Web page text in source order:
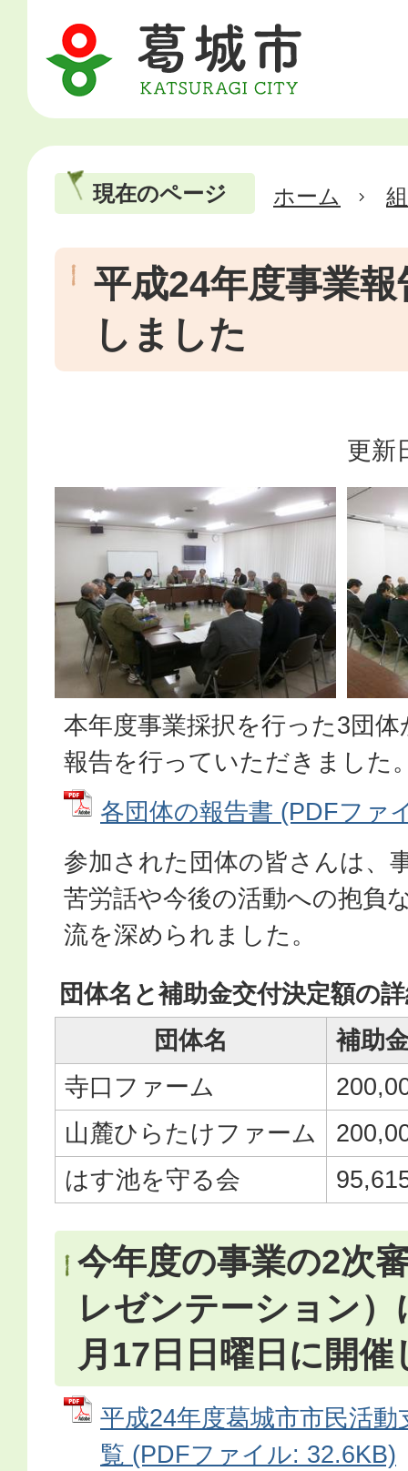
現在のページ ホーム
平成24年度事業
しました
更新
本年度事業採択を行った3団
報告を行っていただきました
各団体の報告書 (PDFファ
参加された団体の皆さんは、
苦労話や今後の活動への抱負
流を深められました。
団体名と補助金交付決定額の
団体名
補助
寺口ファーム
山麓ひらたけファーム
はす池を守る会
今年度の事業の2次
レゼンテーション
月17日日曜日に開
平成24年度葛城市市民活
覧 (PDFファイル: 32.6KB)